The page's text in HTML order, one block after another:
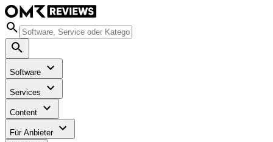
Software
Services
Content
Für Anbieter